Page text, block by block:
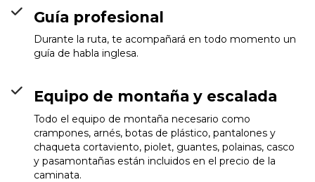
Kalalama Camp
Guía profesional
Durante la ruta, te acompañará en todo momento un
guía de habla inglesa.
Equipo de montaña y escalada
Todo el equipo de montaña necesario como
crampones, arnés, botas de plástico, pantalones y
chaqueta cortaviento, piolet, guantes, polainas, casco
y pasamontañas están incluidos en el precio de la
caminata.